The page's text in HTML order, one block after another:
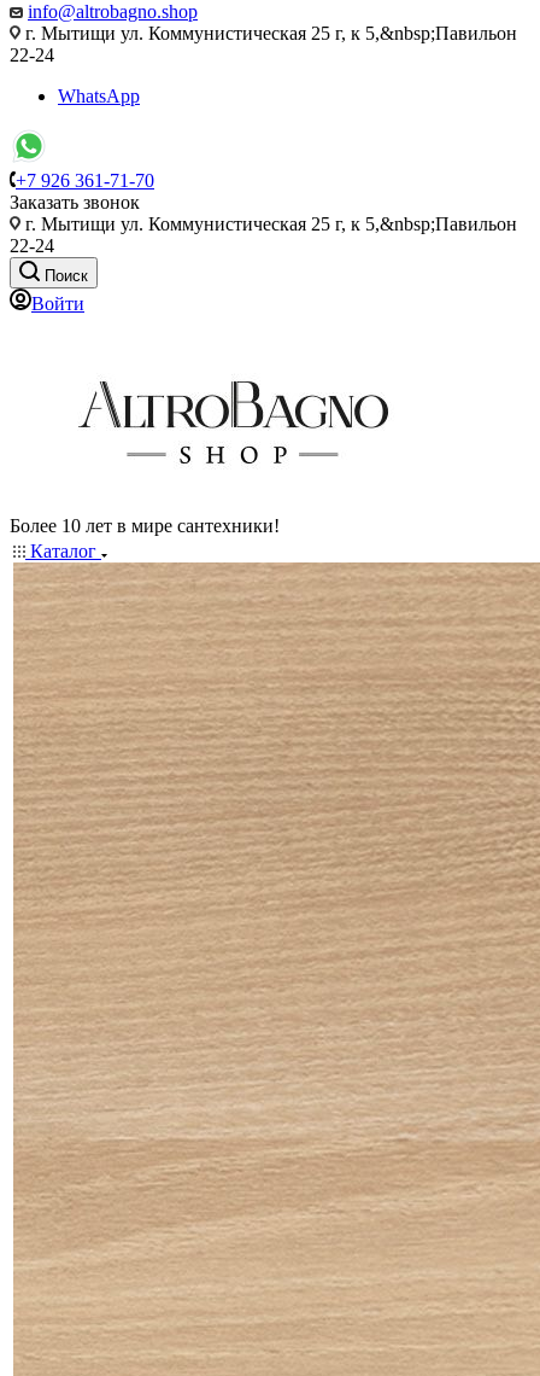
info@altrobagno.shop
г. Мытищи ул. Коммунистическая 25 г, к 5,&nbsp;Павильон
22-24
WhatsApp
+7 926 361-71-70
Заказать звонок
г. Мытищи ул. Коммунистическая 25 г, к 5,&nbsp;Павильон
22-24
Поиск
Войти
Более 10 лет в мире сантехники!
Каталог